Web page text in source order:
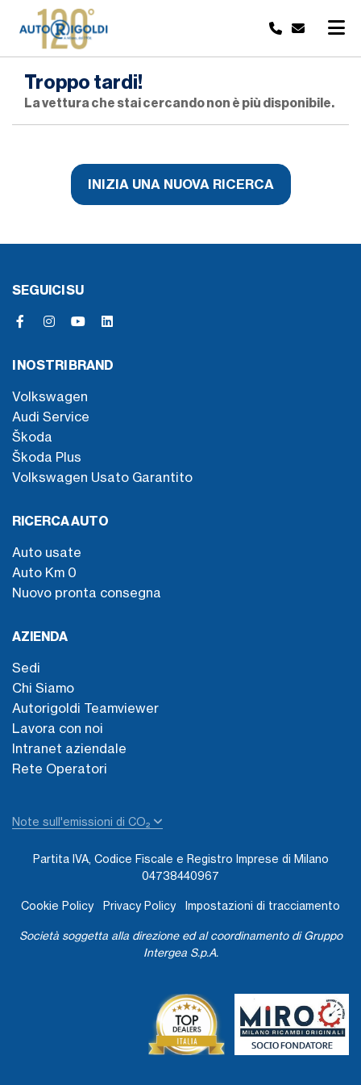
Troppo tardi!
La vettura che stai cercando non è più disponibile.
INIZIA UNA NUOVA RICERCA
SEGUICI SU
I NOSTRI BRAND
Volkswagen
Audi Service
Škoda
Škoda Plus
Volkswagen Usato Garantito
RICERCA AUTO
Auto usate
Auto Km 0
Nuovo pronta consegna
AZIENDA
Sedi
Chi Siamo
Autorigoldi Teamviewer
Lavora con noi
Intranet aziendale
Rete Operatori
Note sull'emissioni di CO₂
Partita IVA, Codice Fiscale e Registro Imprese di Milano
04738440967
Cookie Policy Privacy Policy Impostazioni di tracciamento
Società soggetta alla direzione ed al coordinamento di Gruppo
Intergea S.p.A.